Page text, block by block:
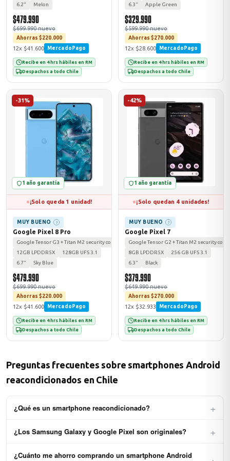
6.2" Melon
$479.990
$699.990 nuevo
Ahorras $220.000
12x $41.600 MercadoPago
Recibe en 4 hrs hábiles en RM
Despachos a todo Chile
6.3" Apple Green
$329.990
$599.990 nuevo
Ahorras $270.000
12x $28.600 MercadoPago
Recibe en 4 hrs hábiles en RM
Despachos a todo Chile
-31%
1 año garantía
¡Solo queda 1 unidad!
MUY BUENO ?
Google Pixel 8 Pro
Google Tensor G3 + Titan M2 security coprocessor
12GB LPDDR5X
128GB UFS 3.1
6.7"
Sky Blue
$479.990
$699.990 nuevo
Ahorras $220.000
12x $41.600 MercadoPago
Recibe en 4 hrs hábiles en RM
Despachos a todo Chile
-42%
1 año garantía
¡Solo quedan 4 unidades!
MUY BUENO ?
Google Pixel 7
Google Tensor G2 + Titan M2 security
8GB LPDDR5X
256 GB UFS 3.1
6.3"
Black
$379.990
$649.990 nuevo
Ahorras $270.000
12x $32.933 MercadoPago
Recibe en 4 hrs hábiles en RM
Despachos a todo Chile
Preguntas frecuentes sobre smartphones Android
reacondicionados en Chile
¿Qué es un smartphone reacondicionado? +
etc.) usado o devuelto, que pasó por un proceso certificado de
pruebas de funcionamiento. Al salir a la venta funciona al 100% y
¿Los Samsung Galaxy y Google Pixel son originales? +
antes de publicarlo. Nunca vendemos réplicas, clones ni equipos
¿Cuánto me ahorro comprando un smartphone Android